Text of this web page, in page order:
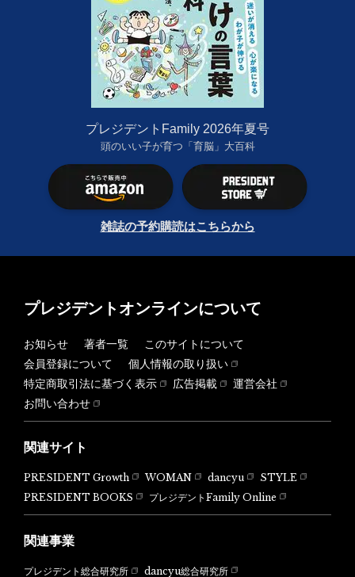
プレジデントFamily 2026年夏号
頭のいい子が育つ「育脳」大百科
雑誌の予約購読はこちらから
プレジデントオンラインについて
お知らせ 著者一覧
このサイトについて
会員登録について
個人情報の取り扱い
特定商取引法に基づく表示
広告掲載
運営会社
お問い合わせ
関連サイト
PRESIDENT Growth WOMAN dancyu
STYLE
PRESIDENT BOOKS
プレジデントFamily Online
関連事業
プレジデント総合研究所 dancyu総合研究所